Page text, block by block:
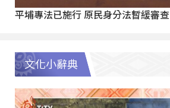
平埔專法已施行 原民身分法暫緩審查
文化小辭典